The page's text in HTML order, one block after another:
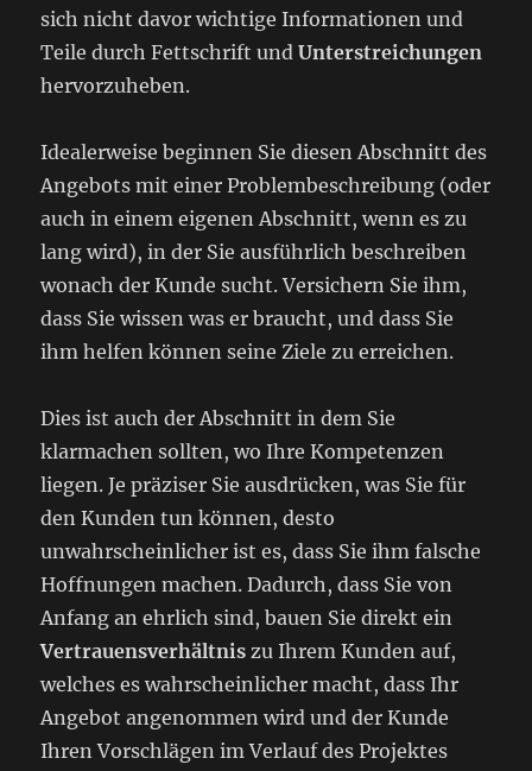
sich nicht davor wichtige Informationen und
Teile durch Fettschrift undUnterstreichungen
hervorzuheben.
Idealerweise beginnen Sie diesen Abschnitt des
Angebots mit einer Problembeschreibung (oder
auch in einem eigenen Abschnitt, wenn es zu
lang wird), in der Sie ausführlich beschreiben
wonach der Kunde sucht. Versichern Sie ihm,
dass Sie wissen was er braucht, und dass Sie
ihm helfen können seine Ziele zu erreichen.
Dies ist auch der Abschnitt in dem Sie
klarmachen sollten, wo Ihre Kompetenzen
liegen. Je präziser Sie ausdrücken, was Sie für
den Kunden tun können, desto
unwahrscheinlicher ist es, dass Sie ihm falsche
Hoffnungen machen. Dadurch, dass Sie von
Anfang an ehrlich sind, bauen Sie direkt ein
Vertrauensverhältnis zu Ihrem Kunden auf,
welches es wahrscheinlicher macht, dass Ihr
Angebot angenommen wird und der Kunde
Ihren Vorschlägen im Verlauf des Projektes